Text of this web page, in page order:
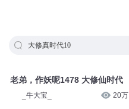
大修真时代10
老弟，作妖呢1478 大修仙时代
_牛大宝_ 20万